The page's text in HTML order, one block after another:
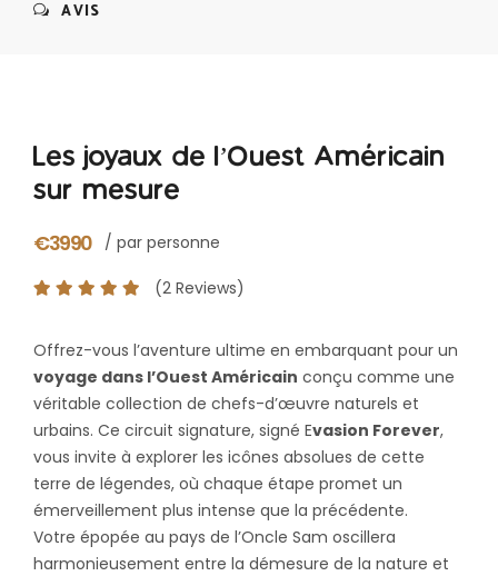
AVIS
Les joyaux de l’Ouest Américain
sur mesure
€3990 / par personne
(2 Reviews)
Offrez-vous l’aventure ultime en embarquant pour un
voyage dans l’Ouest Américain conçu comme une
véritable collection de chefs-d’œuvre naturels et
urbains. Ce circuit signature, signé Evasion Forever,
vous invite à explorer les icônes absolues de cette
terre de légendes, où chaque étape promet un
émerveillement plus intense que la précédente.
Votre épopée au pays de l’Oncle Sam oscillera
harmonieusement entre la démesure de la nature et